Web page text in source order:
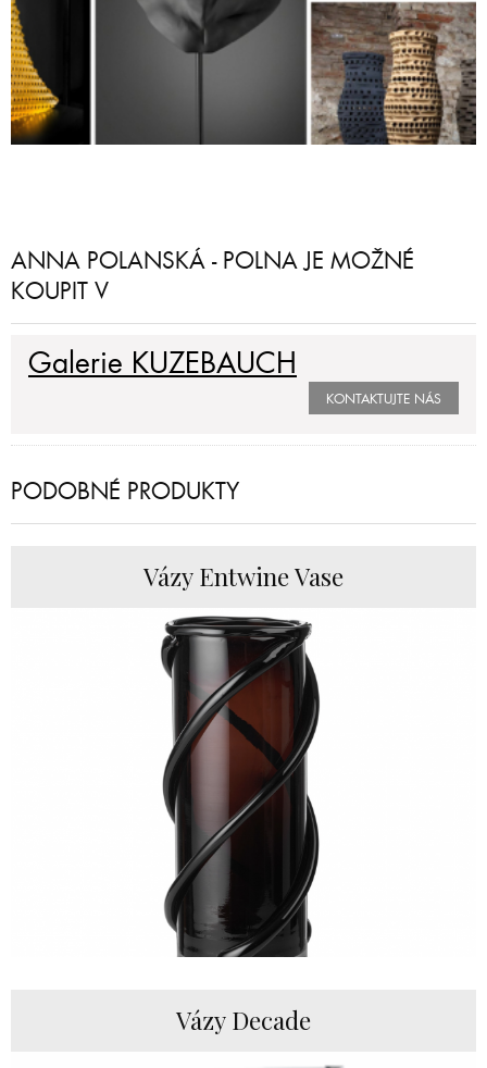
ANNA POLANSKÁ - POLNA JE MOŽNÉ
KOUPIT V
Galerie KUZEBAUCH
KONTAKTUJTE NÁS
PODOBNÉ PRODUKTY
Vázy Entwine Vase
Vázy Decade